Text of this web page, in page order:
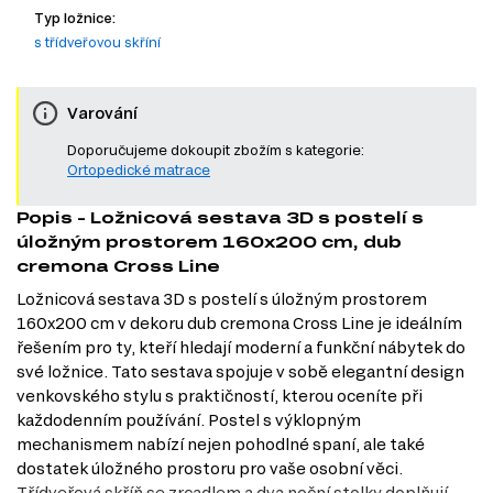
Typ ložnice:
s třídveřovou skříní
Varování
Doporučujeme dokoupit zbožím s kategorie:
Ortopedické matrace
Popis - Ložnicová sestava 3D s postelí s
úložným prostorem 160x200 cm, dub
cremona Cross Line
Ložnicová sestava 3D s postelí s úložným prostorem
160x200 cm v dekoru dub cremona Cross Line je ideálním
řešením pro ty, kteří hledají moderní a funkční nábytek do
své ložnice. Tato sestava spojuje v sobě elegantní design
venkovského stylu s praktičností, kterou oceníte při
každodenním používání. Postel s výklopným
mechanismem nabízí nejen pohodlné spaní, ale také
dostatek úložného prostoru pro vaše osobní věci.